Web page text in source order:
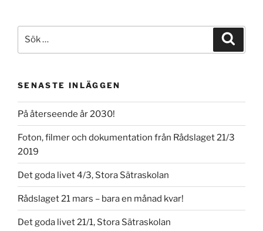
efter:
SENASTE INLÄGGEN
På återseende år 2030!
Foton, filmer och dokumentation från Rådslaget 21/3
2019
Det goda livet 4/3, Stora Sätraskolan
Rådslaget 21 mars – bara en månad kvar!
Det goda livet 21/1, Stora Sätraskolan